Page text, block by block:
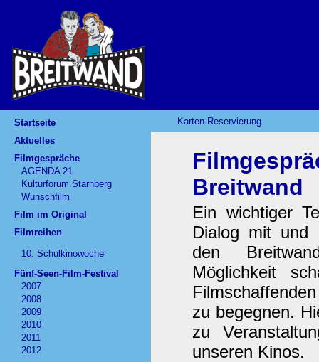
Startseite
Aktuelles
Filmgespräche
AGENDA 21
Kulturforum Starnberg
Wunschfilm
Film im Original
Filmreihen
10. Schulkinowoche
Fünf-Seen-Film-Festival
2007
2008
2009
2010
2011
2012
Karten-Reservierung
Breitwand
Ein wichtiger
Dialog mit und
den
Möglichkeit
zu begegnen.
zu
unseren Kinos.